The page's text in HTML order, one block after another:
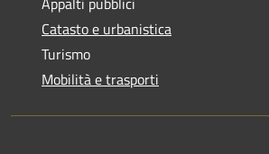
Catasto e urbanistica
Turismo
Mobilità e trasporti